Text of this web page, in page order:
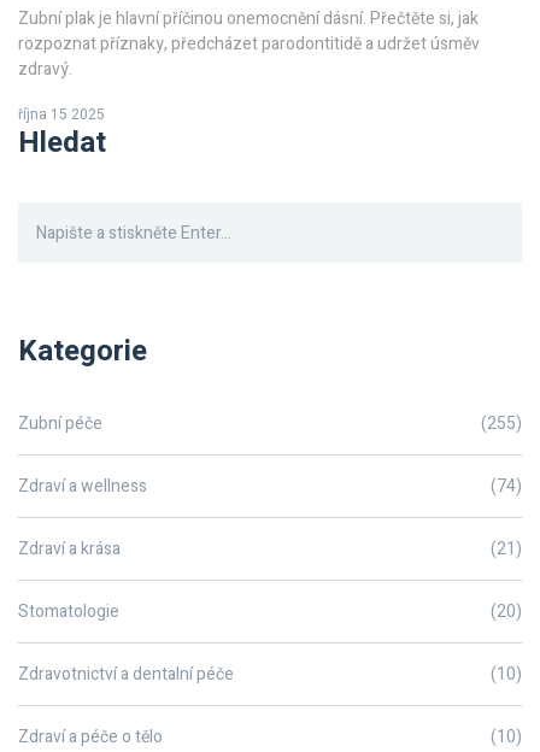
Zubní plak je hlavní příčinou onemocnění dásní. Přečtěte si, jak
rozpoznat příznaky, předcházet parodontitidě a udržet úsměv
zdravý.
října 15 2025
Hledat
Kategorie
Zubní péče (255)
Zdraví a wellness (74)
Zdraví a krása (21)
Stomatologie (20)
Zdravotnictví a dentalní péče (10)
Zdraví a péče o tělo (10)